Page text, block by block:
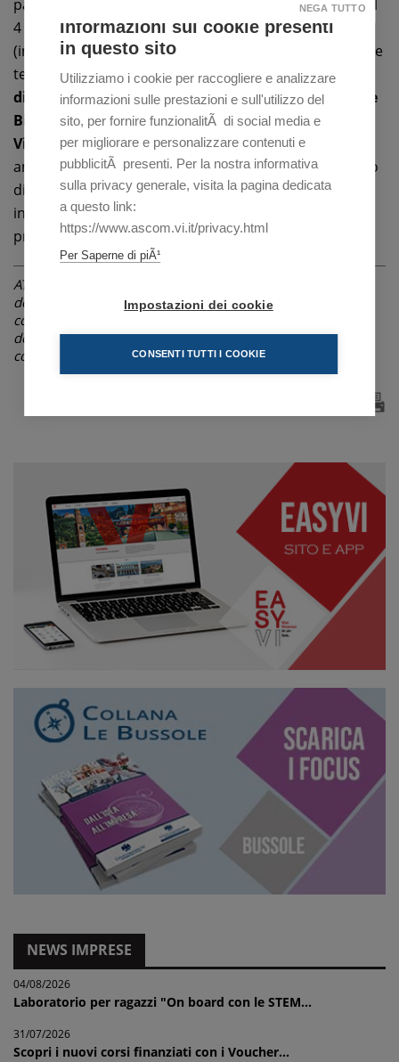
particolare le decorazioni di caffè e cappuccini (inizio il
4 ottobre per 16 ore)e un corso sul Servizio in Sala
(inizio 7 novembre per 12 ore) per apprendere regole e
tecniche per servire al tavolo. Tra l’altro,per chi è già
dipendente di aziende del comparto iscritte all’Ente
Bilaterale Settore Terziario della Provincia di
Vicenza, questi corsi sono totalmente finanziati
anche grazie al contributo della Camera di Commercio
di Vicenza: un’occasione, dunque, anche per chi è già
inserito nel mondo del lavoro ma vuole affinare le
proprie competenze.
ATTENZIONE: La notizia è riferita alla data di pubblicazione
dell'articolo indicata in alto, sotto il titolo. Le informazioni
contenute possono pertanto, nel corso del tempo, subire
delle variazioni non riportate in questa pagina, ma in
comunicazioni successive o non essere più attuali.
NEWS IMPRESE
04/08/2026
Laboratorio per ragazzi "On board con le STEM...
31/07/2026
Scopri i nuovi corsi finanziati con i Voucher...
Informazioni sui cookie presenti
in questo sito
Utilizziamo i cookie per raccogliere e analizzare
informazioni sulle prestazioni e sull'utilizzo del
sito, per fornire funzionalitÃ di social media e
per migliorare e personalizzare contenuti e
pubblicitÃ presenti. Per la nostra informativa
sulla privacy generale, visita la pagina dedicata
a questo link:
https://www.ascom.vi.it/privacy.html
Per Saperne di piÃ¹
Impostazioni dei cookie
NEGA TUTTO
CONSENTI TUTTI I COOKIE